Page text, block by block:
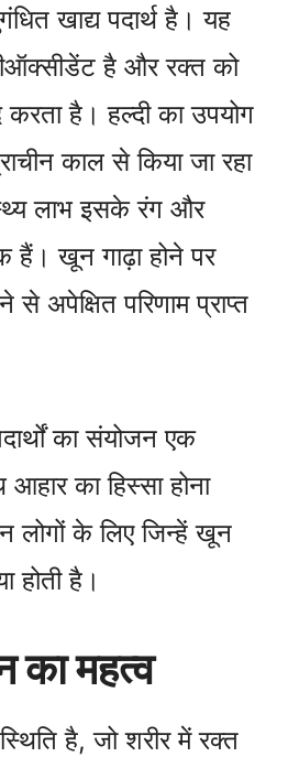
खाद्य पदार्थ है। यह
है और रक्त को
है। हल्दी का उपयोग
काल से किया जा रहा
लाभ इसके रंग और
हैं। खून गाढ़ा होने पर
से अपेक्षित परिणाम प्राप्त
का संयोजन एक
का हिस्सा होना
लोगों के लिए जिन्हें खून
होती है।
का महत्व
है, जो शरीर में रक्त